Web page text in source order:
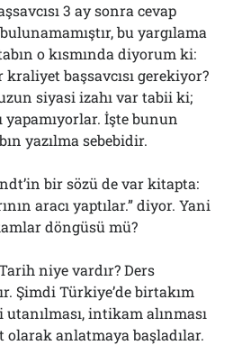
3 ay sonra cevap
bu yargılama
o kısmında diyorum ki:
başsavcısı gerekiyor?
siyasi izahı var tabii ki;
yapamıyorlar. İşte bunun
yazılma sebebidir.
bir sözü de var kitapta:
aracı yaptılar.” diyor. Yani
döngüsü mü?
niye vardır? Ders
Şimdi Türkiye’de birtakım
intikam alınması
olarak anlatmaya başladılar.